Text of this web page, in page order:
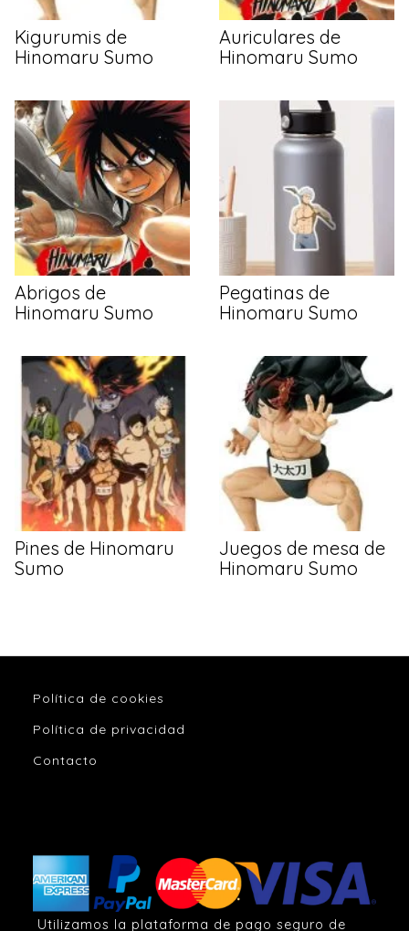
Kigurumis de
Hinomaru Sumo
Auriculares de
Hinomaru Sumo
Abrigos de
Hinomaru Sumo
Pegatinas de
Hinomaru Sumo
Pines de Hinomaru
Sumo
Juegos de mesa de
Hinomaru Sumo
Política de cookies
Política de privacidad
Contacto
Utilizamos la plataforma de pago seguro de